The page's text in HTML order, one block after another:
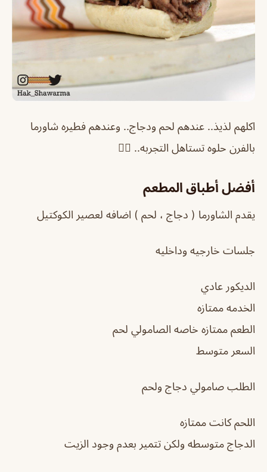
اكلهم لذيذ.. عندهم لحم ودجاج.. وعندهم فطيره شاورما
بالفرن حلوه تستاهل التجربه.. 👍🏼
أفضل أطباق المطعم
يقدم الشاورما ( دجاج ، لحم ) اضافه لعصير الكوكتيل
جلسات خارجيه وداخليه
الديكور عادي
الخدمه ممتازه
الطعم ممتازه خاصه الصامولي لحم
السعر متوسط
الطلب صامولي دجاج ولحم
اللحم كانت ممتازه
الدجاج متوسطه ولكن تتمير بعدم وجود الزيت